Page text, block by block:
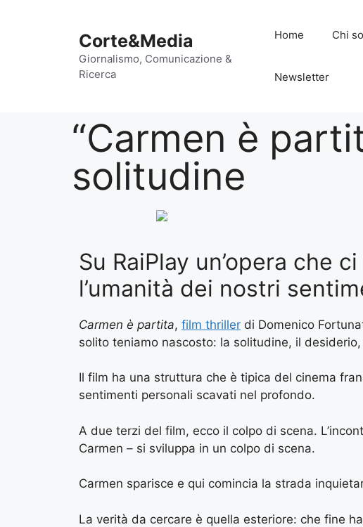
Corte&Media
Giornalismo, Comunicazione &
Ricerca
Home Chi
Newsletter
“Carmen è
solitudine
Su RaiPlay un’opera che
l’umanità dei nostri
Carmen è partita, film thriller di Domenico
solito teniamo nascosto: la solitudine, il
Il film ha una struttura che è tipica del cinema
sentimenti personali scavati nel profondo.
A due terzi del film, ecco il colpo di scena.
Carmen – si sviluppa in un colpo di scena.
Carmen sparisce e qui comincia la strada
La verità da cercare è quella esteriore: che fine